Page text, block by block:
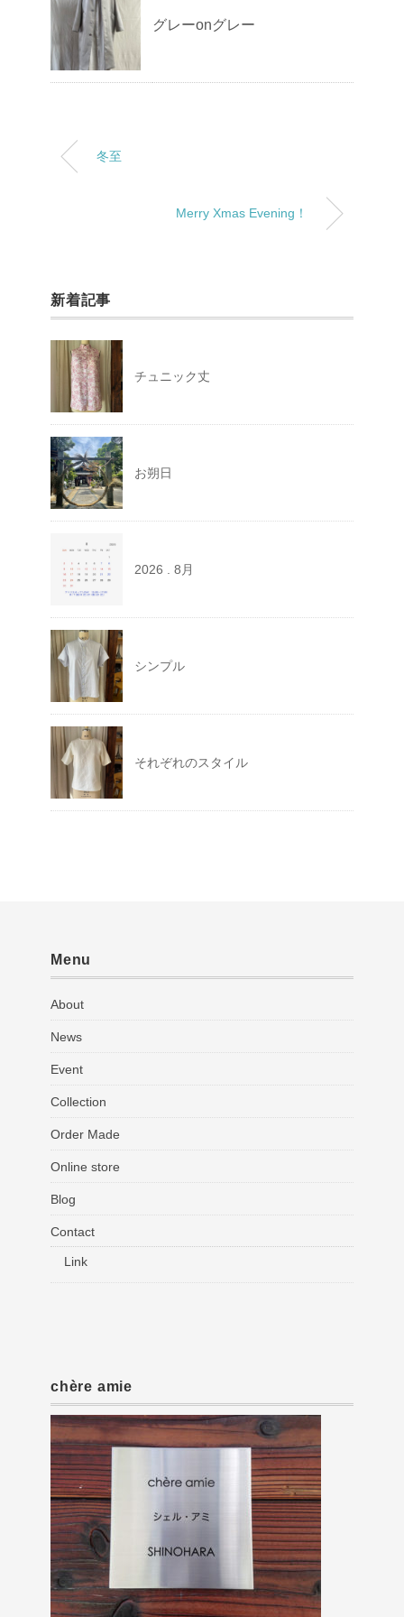
グレーonグレー
冬至
Merry Xmas Evening！
新着記事
チュニック丈
お朔日
2026 . 8月
シンプル
それぞれのスタイル
Menu
About
News
Event
Collection
Order Made
Online store
Blog
Contact
Link
chère amie